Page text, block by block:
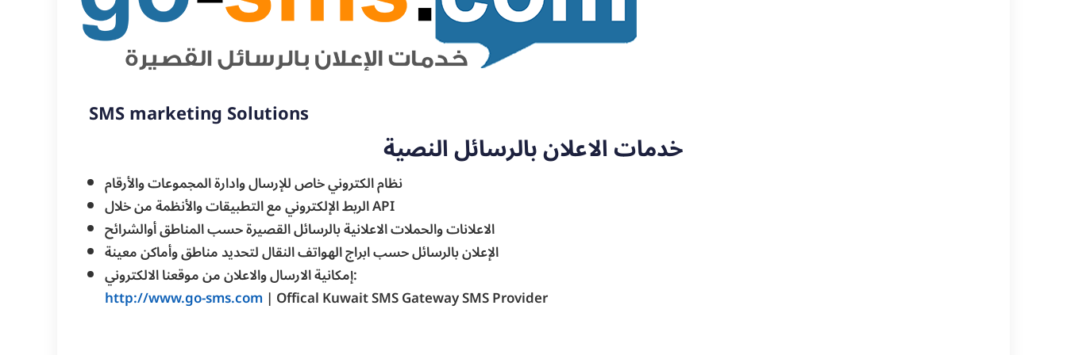
SMS marketing Solutions
خدمات الاعلان بالرسائل النصية
نظام الكتروني خاص للإرسال وادارة المجموعات والأرقام
الربط الإلكتروني مع التطبيقات والأنظمة من خلال API
الاعلانات والحملات الاعلانية بالرسائل القصيرة حسب المناطق أوالشرائح
الإعلان بالرسائل حسب ابراج الهواتف النقال لتحديد مناطق وأماكن معينة
إمكانية الارسال والاعلان من موقعنا الالكتروني:
http://www.go-sms.com | Offical Kuwait SMS Gateway SMS Provider